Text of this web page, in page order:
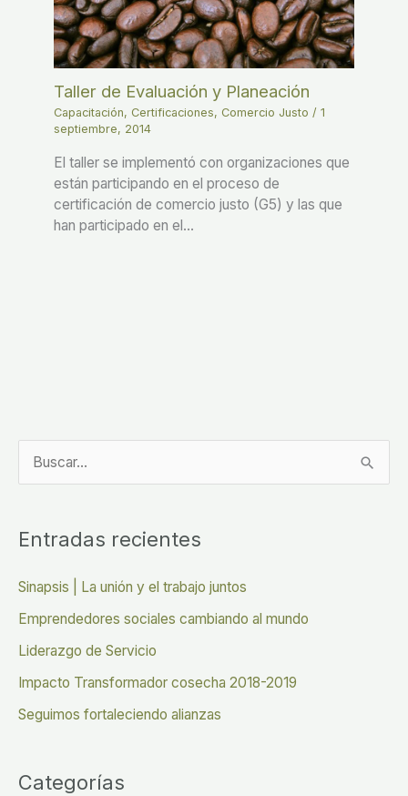
Taller de Evaluación y Planeación
Capacitación, Certificaciones, Comercio Justo / 1
septiembre, 2014
El taller se implementó con organizaciones que
están participando en el proceso de
certificación de comercio justo (G5) y las que
han participado en el…
c
a
r
:
Entradas recientes
Sinapsis | La unión y el trabajo juntos
Emprendedores sociales cambiando al mundo
Liderazgo de Servicio
Impacto Transformador cosecha 2018-2019
Seguimos fortaleciendo alianzas
Categorías